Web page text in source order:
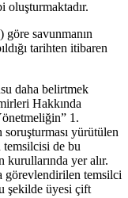
oluşturmaktadır.
göre savunmanın
tarihten itibaren
daha belirtmek
Hakkında
1.
soruşturması yürütülen
temsilcisi de bu
yer alır.
temsilci
şekilde üyesi çift